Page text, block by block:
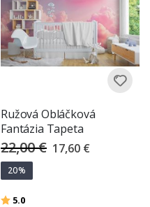
Ružová Obláčková
Fantázia Tapeta
22,00 € Special
Price
17,60 €
20%
Hodnotenie:
5.0